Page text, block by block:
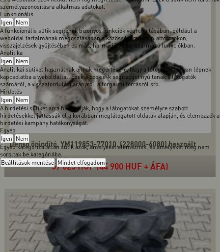
személyazonosításra alkalmas adatokat.
Funkcionális
Igen Nem
A funkcionális sütik segítenek bizonyos funkciók végrehajtásában, például a
weboldal tartalmának megosztásában a közösségi média platformokon,
visszajelzések gyűjtésében és más, harmadik féltől származó funkciókban.
Analitika
Igen Nem
Analitikai sütiket használnak annak megértésére, hogy a látogatók hogyan lépnek
kapcsolatba a weboldallal. Ezek a cookie-k segítséget nyújtanak a látogatók
számáról, a visszafordulási arányról, a forgalmi forrásról stb.
Hirdetés
Igen Nem
A hirdetési sütiket arra használják, hogy a látogatókat személyre szabott
hirdetésekkel juttassák el a korábban meglátogatott oldalak alapján, és elemezzék a
hirdetési kampány hatékonyságát.
Egyéb
Igen Nem
Egyéb kategorizálatlan sütik azok, amelyeket elemeznek, és amelyeket még nem
soroltak be kategóriába.
Beállítások mentése Mindet elfogadom
Denso önindító, YM119853-77010, (228000-6080) használt
57 023 HUF (44 900 HUF + ÁFA)